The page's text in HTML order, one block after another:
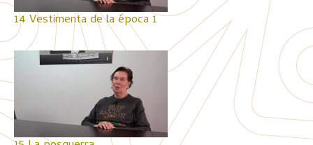
14 Vestimenta de la época 1